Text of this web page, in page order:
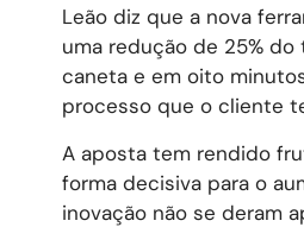
Leão diz que a nova
uma redução de 25%
caneta e em oito
processo que o cliente
A aposta tem rendido
forma decisiva para o
inovação não se deram